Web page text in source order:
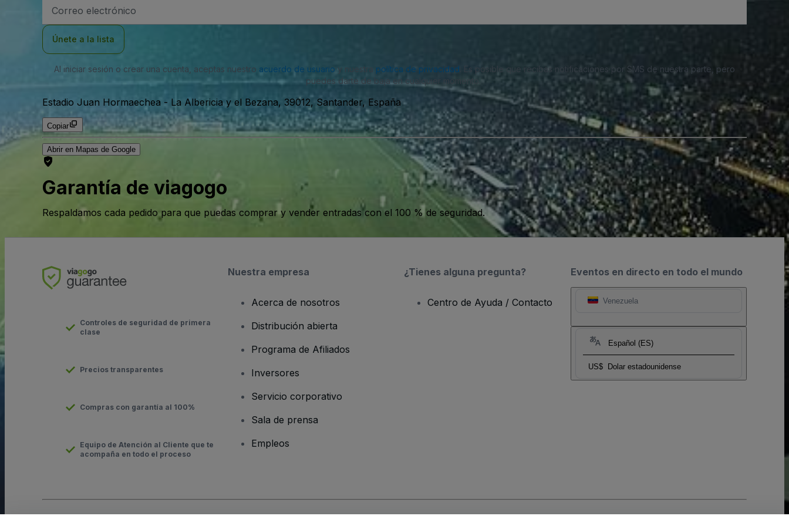
de
Únete a la lista
Al iniciar sesión o crear una cuenta, aceptas nuestro acuerdo de usuario y nuestra política de privacidad . Es posible que recibas notificaciones por SMS de nuestra parte, pero
puedes darte de baja en cualquier momento.
Estadio Juan Hormaechea - La Albericia y el Bezana, 39012, Santander, España
Copiar
Abrir en Mapas de Google
Garantía de viagogo
Respaldamos cada pedido para que puedas comprar y vender entradas con el 100 % de seguridad.
Eventos en directo en todo el mundo
Venezuela
Español (ES)
US$ Dolar estadounidense
Controles de seguridad de primera
clase
Precios transparentes
Compras con garantía al 100%
Equipo de Atención al Cliente que te
acompaña en todo el proceso
Nuestra empresa
Acerca de nosotros
Distribución abierta
Programa de Afiliados
Inversores
Servicio corporativo
Sala de prensa
Empleos
¿Tienes alguna pregunta?
Centro de Ayuda / Contacto